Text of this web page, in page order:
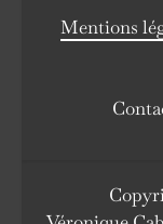
Mentions